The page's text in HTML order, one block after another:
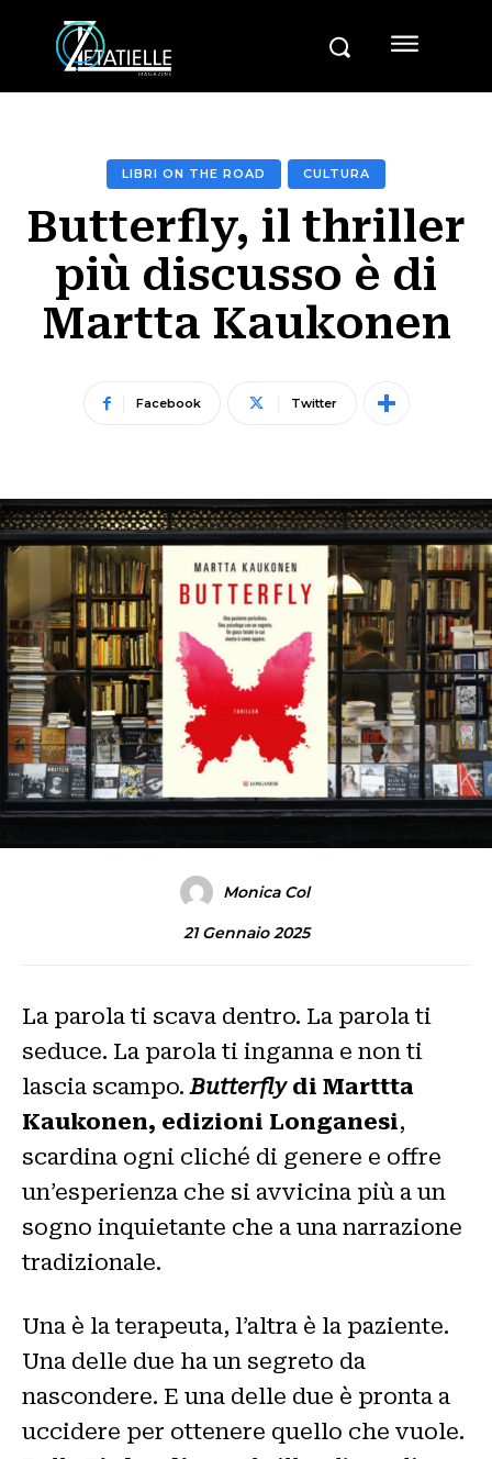
LIBRI ON THE ROAD CULTURA
Butterfly, il thriller
più discusso è di
Martta Kaukonen
Facebook Twitter
Monica Col
21 Gennaio 2025
La parola ti scava dentro. La parola ti
seduce. La parola ti inganna e non ti
lascia scampo. Butterfly di Marttta
Kaukonen, edizioni Longanesi,
scardina ogni cliché di genere e offre
un’esperienza che si avvicina più a un
sogno inquietante che a una narrazione
tradizionale.
Una è la terapeuta, l’altra è la paziente.
Una delle due ha un segreto da
nascondere. E una delle due è pronta a
uccidere per ottenere quello che vuole.